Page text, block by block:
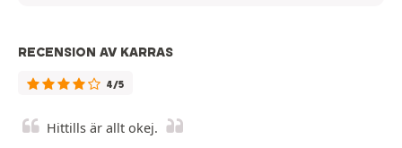
RECENSION AV KARRAS
4/5
Hittills är allt okej.